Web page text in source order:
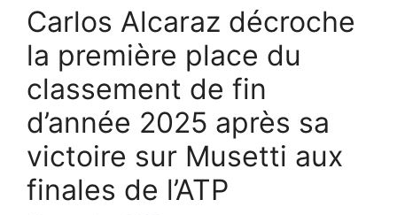
Carlos Alcaraz décroche
la première place du
classement de fin
d’année 2025 après sa
victoire sur Musetti aux
finales de l’ATP